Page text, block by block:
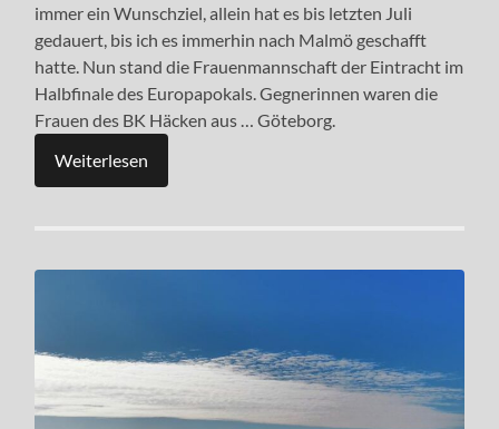
immer ein Wunschziel, allein hat es bis letzten Juli
gedauert, bis ich es immerhin nach Malmö geschafft
hatte. Nun stand die Frauenmannschaft der Eintracht im
Halbfinale des Europapokals. Gegnerinnen waren die
Frauen des BK Häcken aus … Göteborg.
Weiterlesen